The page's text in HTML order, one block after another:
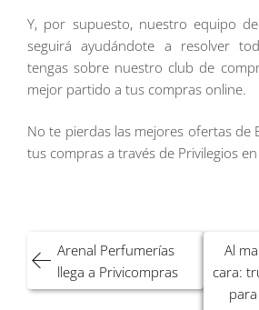
Y, por supuesto, nuestro equipo
seguirá ayudándote a resolver
tengas sobre nuestro club de
mejor partido a tus compras online.
No te pierdas las mejores ofertas de
tus compras a través de Privilegios
Navegación
de
entradas
Arenal Perfumerías
llega a Privicompras
Al
cara: